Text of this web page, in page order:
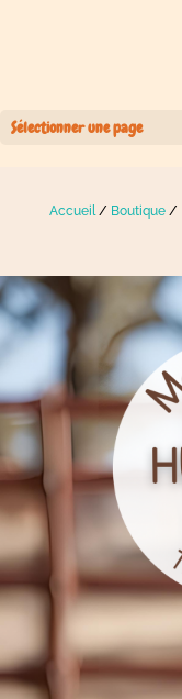
Sélectionner une page
Accueil/ Boutique/